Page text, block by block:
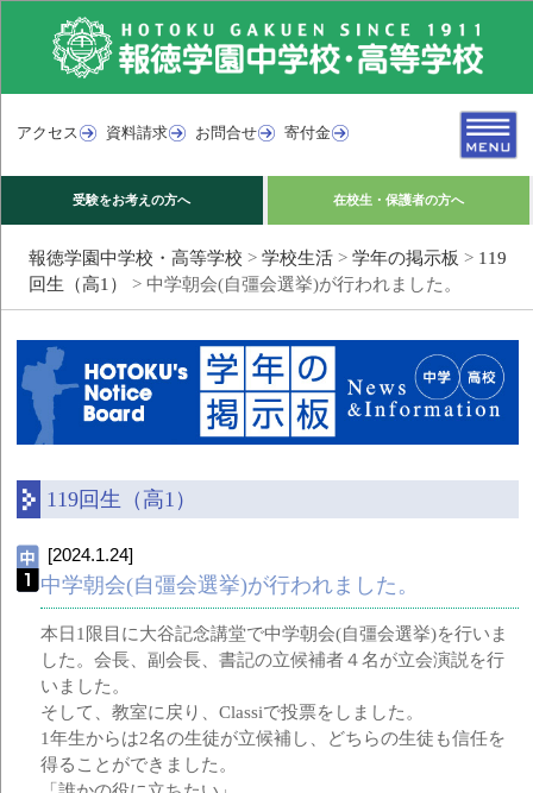
アクセス 資料請求 お問合せ 寄付金
受験をお考えの方へ 在校生・保護者の方へ
報徳学園中学校・高等学校 > 学校生活> 学年の掲示板 > 119
回生（高1）
> 中学朝会(自彊会選挙)が行われました。
119回生（高1）
[2024.1.24]
中学朝会(自彊会選挙)が行われました。
本日1限目に大谷記念講堂で中学朝会(自彊会選挙)を行いま
した。会長、副会長、書記の立候補者４名が立会演説を行
いました。
そして、教室に戻り、Classiで投票をしました。
1年生からは2名の生徒が立候補し、どちらの生徒も信任を
得ることができました。